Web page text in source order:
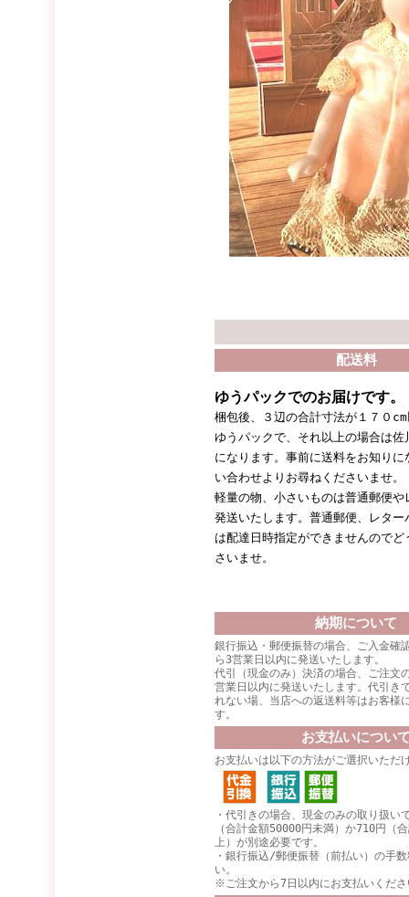
配送料
ゆうパックでのお届けです。
梱包後、３辺の合計寸法が１７０
ゆうパックで、それ以上の場合は佐
になります。事前に送料をお知りに
い合わせよりお尋ねくださいませ。
軽量の物、小さいものは普通郵便や
発送いたします。普通郵便、レター
は配達日時指定ができませんのでど
さいませ。
納期について
銀行振込・郵便振替の場合、ご入金確
ら3営業日以内に発送いたします。
代引（現金のみ）決済の場合、ご注文
営業日以内に発送いたします。代引き
れない場、当店への返送料等はお客様
す。
お支払いについ
お支払いは以下の方法がご選択いただ
・代引きの場合、現金のみの取り扱い
（合計金額50000円未満）か710円（
上）が別途必要です。
・銀行振込/郵便振替（前払い）の手
い。
※ご注文から7日以内にお支払いくださ